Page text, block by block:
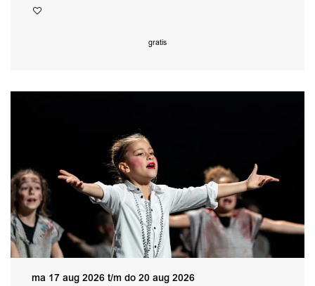
gratis
ma 17 aug 2026 t/m do 20 aug 2026